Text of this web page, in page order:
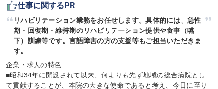
仕事に関するPR
リハビリテーション業務をお任せします。具体的には、急性
期・回復期・維持期のリハビリテーション提供や食事（嚥
下）訓練等です。言語障害の方の支援等もご担当いただきま
す。
企業・求人の特色
■昭和34年に開設されて以来、何よりも先ず地域の総合病院とし
て貢献することが、本院の大きな使命であると考え、今日に至り